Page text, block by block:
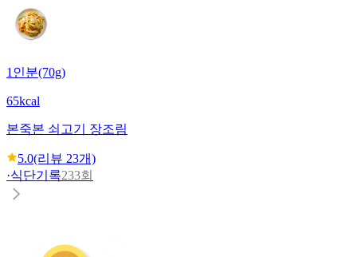
1인분(70g)
65kcal
본죽본 쇠고기 장조림
5.0(리뷰 23개)
·식단기록233회